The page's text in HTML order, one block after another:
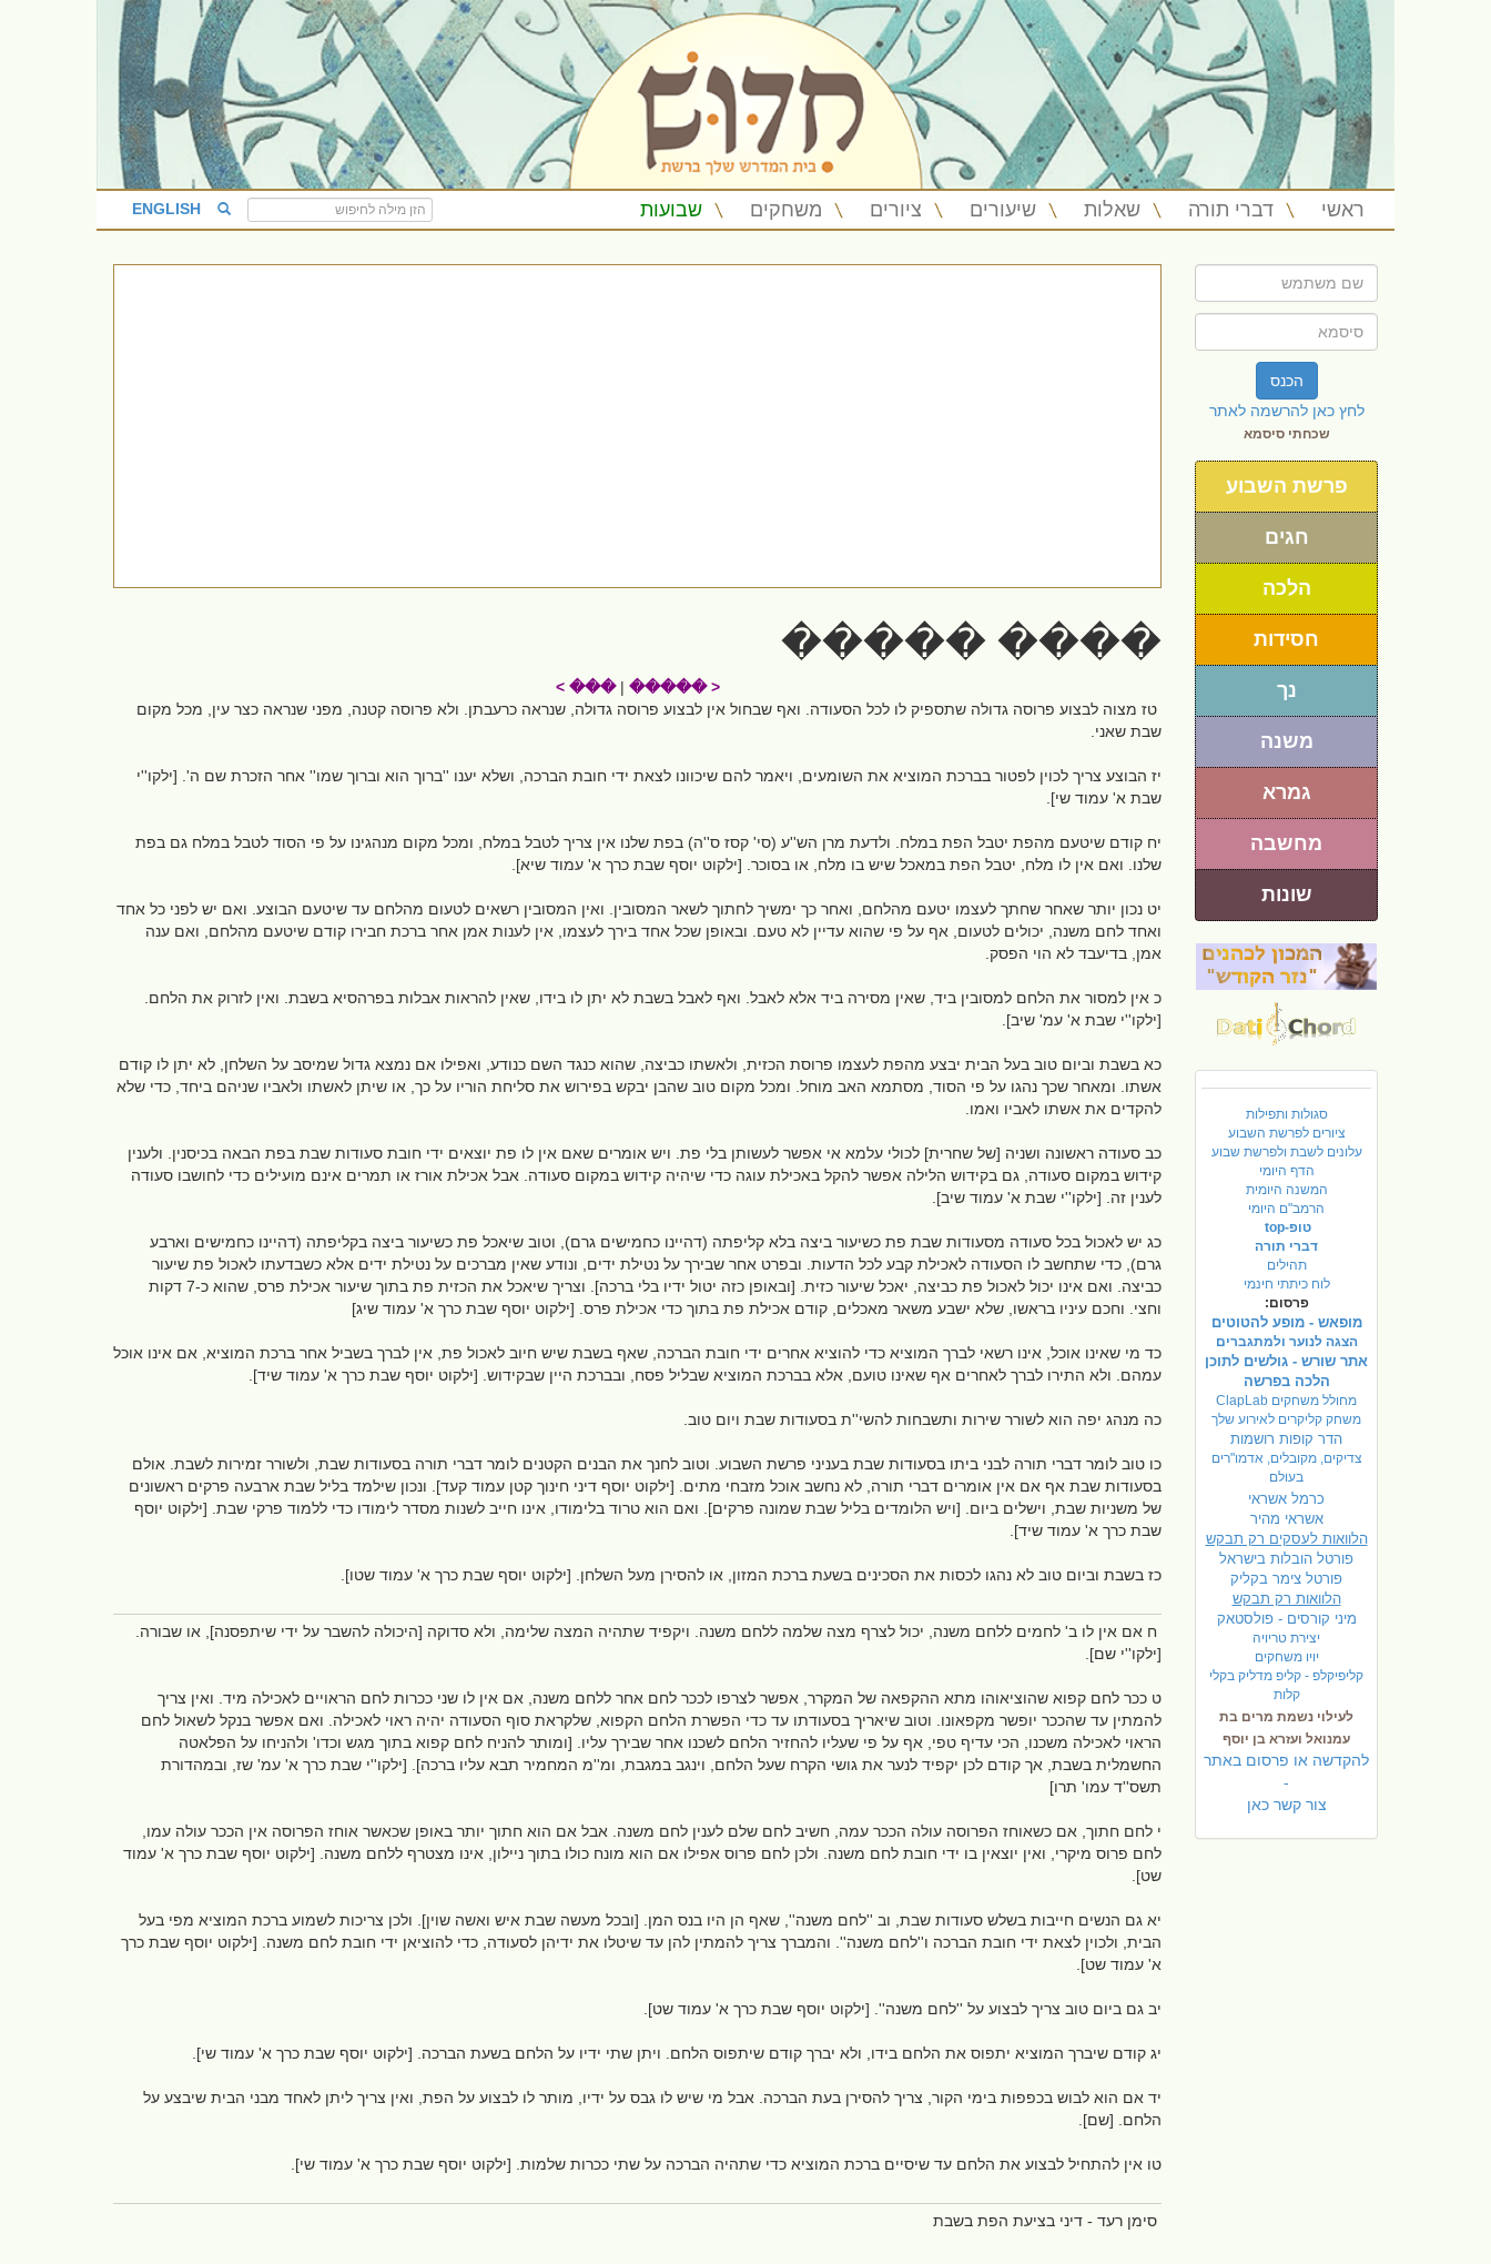
ראשי דברי תורה שאלות שיעורים ציורים משחקים שבועות ENGLISH
הכנס
לחץ כאן להרשמה לאתר
שכחתי סיסמא
פרשת השבוע
חגים
הלכה
חסידות
נך
משנה
גמרא
מחשבה
שונות
סגולות ותפילות
ציורים לפרשת השבוע
עלונים לשבת ולפרשת שבוע
הדף היומי
המשנה היומית
הרמב"ם היומי
טופ-top
דברי תורה
תהילים
לוח כיתתי חינמי
פרסום:
מופאש - מופע להטוטים
הצגה לנוער ולמתגברים
אתר שורש - גולשים לתוכן
הלכה בפרשה
מחולל משחקים ClapLab
משחק קליקרים לאירוע שלך
הדר קופות רושמות
צדיקים, מקובלים, אדמו"רים
בעולם
כרמל אשראי
אשראי מהיר
הלוואות לעסקים רק תבקש
פורטל הובלות בישראל
פורטל צימר בקליק
הלוואות רק תבקש
מיני קורסים - פולסטאק
יצירת טריויה
יויו משחקים
קליפיקלפ - קליפ מדליק בקלי
קלות
לעילוי נשמת מרים בת
עמנואל ועזרא בן יוסף
להקדשה או פרסום באתר
-
צור קשר כאן
���� �����
< �����
|
��� >
טז מצוה לבצוע פרוסה גדולה שתספיק לו לכל הסעודה. ואף שבחול אין לבצוע פרוסה גדולה, שנראה כרעבתן. ולא פרוסה קטנה, מפני שנראה כצר עין, מכל מקום
שבת שאני.
יז הבוצע צריך לכוין לפטור בברכת המוציא את השומעים, ויאמר להם שיכוונו לצאת ידי חובת הברכה, ושלא יענו ''ברוך הוא וברוך שמו'' אחר הזכרת שם ה'. [ילקו''י
שבת א' עמוד שי].
יח קודם שיטעם מהפת יטבל הפת במלח. ולדעת מרן הש''ע (סי' קסז ס''ה) בפת שלנו אין צריך לטבל במלח, ומכל מקום מנהגינו על פי הסוד לטבל במלח גם בפת
שלנו. ואם אין לו מלח, יטבל הפת במאכל שיש בו מלח, או בסוכר. [ילקוט יוסף שבת כרך א' עמוד שיא].
יט נכון יותר שאחר שחתך לעצמו יטעם מהלחם, ואחר כך ימשיך לחתוך לשאר המסובין. ואין המסובין רשאים לטעום מהלחם עד שיטעם הבוצע. ואם יש לפני כל אחד
ואחד לחם משנה, יכולים לטעום, אף על פי שהוא עדיין לא טעם. ובאופן שכל אחד בירך לעצמו, אין לענות אמן אחר ברכת חבירו קודם שיטעם מהלחם, ואם ענה
אמן, בדיעבד לא הוי הפסק.
כ אין למסור את הלחם למסובין ביד, שאין מסירה ביד אלא לאבל. ואף לאבל בשבת לא יתן לו בידו, שאין להראות אבלות בפרהסיא בשבת. ואין לזרוק את הלחם.
[ילקו''י שבת א' עמ' שיב].
כא בשבת וביום טוב בעל הבית יבצע מהפת לעצמו פרוסת הכזית, ולאשתו כביצה, שהוא כנגד השם כנודע, ואפילו אם נמצא גדול שמיסב על השלחן, לא יתן לו קודם
אשתו. ומאחר שכך נהגו על פי הסוד, מסתמא האב מוחל. ומכל מקום טוב שהבן יבקש בפירוש את סליחת הוריו על כך, או שיתן לאשתו ולאביו שניהם ביחד, כדי שלא
להקדים את אשתו לאביו ואמו.
כב סעודה ראשונה ושניה [של שחרית] לכולי עלמא אי אפשר לעשותן בלי פת. ויש אומרים שאם אין לו פת יוצאים ידי חובת סעודות שבת בפת הבאה בכיסנין. ולענין
קידוש במקום סעודה, גם בקידוש הלילה אפשר להקל באכילת עוגה כדי שיהיה קידוש במקום סעודה. אבל אכילת אורז או תמרים אינם מועילים כדי לחושבו סעודה
לענין זה. [ילקו''י שבת א' עמוד שיב].
כג יש לאכול בכל סעודה מסעודות שבת פת כשיעור ביצה בלא קליפתה (דהיינו כחמישים גרם), וטוב שיאכל פת כשיעור ביצה בקליפתה (דהיינו כחמישים וארבע
גרם), כדי שתחשב לו הסעודה לאכילת קבע לכל הדעות. ובפרט אחר שבירך על נטילת ידים, ונודע שאין מברכים על נטילת ידים אלא כשבדעתו לאכול פת שיעור
כביצה. ואם אינו יכול לאכול פת כביצה, יאכל שיעור כזית. [ובאופן כזה יטול ידיו בלי ברכה]. וצריך שיאכל את הכזית פת בתוך שיעור אכילת פרס, שהוא כ-7 דקות
וחצי. וחכם עיניו בראשו, שלא ישבע משאר מאכלים, קודם אכילת פת בתוך כדי אכילת פרס. [ילקוט יוסף שבת כרך א' עמוד שיג]
כד מי שאינו אוכל, אינו רשאי לברך המוציא כדי להוציא אחרים ידי חובת הברכה, שאף בשבת שיש חיוב לאכול פת, אין לברך בשביל אחר ברכת המוציא, אם אינו אוכל
עמהם. ולא התירו לברך לאחרים אף שאינו טועם, אלא בברכת המוציא שבליל פסח, ובברכת היין שבקידוש. [ילקוט יוסף שבת כרך א' עמוד שיד].
כה מנהג יפה הוא לשורר שירות ותשבחות להשי''ת בסעודות שבת ויום טוב.
כו טוב לומר דברי תורה לבני ביתו בסעודות שבת בעניני פרשת השבוע. וטוב לחנך את הבנים הקטנים לומר דברי תורה בסעודות שבת, ולשורר זמירות לשבת. אולם
בסעודות שבת אף אם אין אומרים דברי תורה, לא נחשב אוכל מזבחי מתים. [ילקוט יוסף דיני חינוך קטן עמוד קעד]. ונכון שילמד בליל שבת ארבעה פרקים ראשונים
של משניות שבת, וישלים ביום. [ויש הלומדים בליל שבת שמונה פרקים]. ואם הוא טרוד בלימודו, אינו חייב לשנות מסדר לימודו כדי ללמוד פרקי שבת. [ילקוט יוסף
שבת כרך א' עמוד שיד].
כז בשבת וביום טוב לא נהגו לכסות את הסכינים בשעת ברכת המזון, או להסירן מעל השלחן. [ילקוט יוסף שבת כרך א' עמוד שטו].
ח אם אין לו ב' לחמים ללחם משנה, יכול לצרף מצה שלמה ללחם משנה. ויקפיד שתהיה המצה שלימה, ולא סדוקה [היכולה להשבר על ידי שיתפסנה], או שבורה.
[ילקו''י שם].
ט ככר לחם קפוא שהוציאוהו מתא ההקפאה של המקרר, אפשר לצרפו לככר לחם אחר ללחם משנה, אם אין לו שני ככרות לחם הראויים לאכילה מיד. ואין צריך
להמתין עד שהככר יופשר מקפאונו. וטוב שיאריך בסעודתו עד כדי הפשרת הלחם הקפוא, שלקראת סוף הסעודה יהיה ראוי לאכילה. ואם אפשר בנקל לשאול לחם
הראוי לאכילה משכנו, הכי עדיף טפי, אף על פי שעליו להחזיר הלחם לשכנו אחר שבירך עליו. [ומותר להניח לחם קפוא בתוך מגש וכדו' ולהניחו על הפלאטה
החשמלית בשבת, אך קודם לכן יקפיד לנער את גושי הקרח שעל הלחם, וינגב במגבת, ומ''מ המחמיר תבא עליו ברכה]. [ילקו''י שבת כרך א' עמ' שז, ובמהדורת
תשס''ד עמו' תרו]
י לחם חתוך, אם כשאוחז הפרוסה עולה הככר עמה, חשיב לחם שלם לענין לחם משנה. אבל אם הוא חתוך יותר באופן שכאשר אוחז הפרוסה אין הככר עולה עמו,
לחם פרוס מיקרי, ואין יוצאין בו ידי חובת לחם משנה. ולכן לחם פרוס אפילו אם הוא מונח כולו בתוך ניילון, אינו מצטרף ללחם משנה. [ילקוט יוסף שבת כרך א' עמוד
שט].
יא גם הנשים חייבות בשלש סעודות שבת, וב ''לחם משנה'', שאף הן היו בנס המן. [ובכל מעשה שבת איש ואשה שוין]. ולכן צריכות לשמוע ברכת המוציא מפי בעל
הבית, ולכוין לצאת ידי חובת הברכה ו''לחם משנה''. והמברך צריך להמתין להן עד שיטלו את ידיהן לסעודה, כדי להוציאן ידי חובת לחם משנה. [ילקוט יוסף שבת כרך
א' עמוד שט].
יב גם ביום טוב צריך לבצוע על ''לחם משנה''. [ילקוט יוסף שבת כרך א' עמוד שט].
יג קודם שיברך המוציא יתפוס את הלחם בידו, ולא יברך קודם שיתפוס הלחם. ויתן שתי ידיו על הלחם בשעת הברכה. [ילקוט יוסף שבת כרך א' עמוד שי].
יד אם הוא לבוש בכפפות בימי הקור, צריך להסירן בעת הברכה. אבל מי שיש לו גבס על ידיו, מותר לו לבצוע על הפת, ואין צריך ליתן לאחד מבני הבית שיבצע על
הלחם. [שם].
טו אין להתחיל לבצוע את הלחם עד שיסיים ברכת המוציא כדי שתהיה הברכה על שתי ככרות שלמות. [ילקוט יוסף שבת כרך א' עמוד שי].
סימן רעד - דיני בציעת הפת בשבת